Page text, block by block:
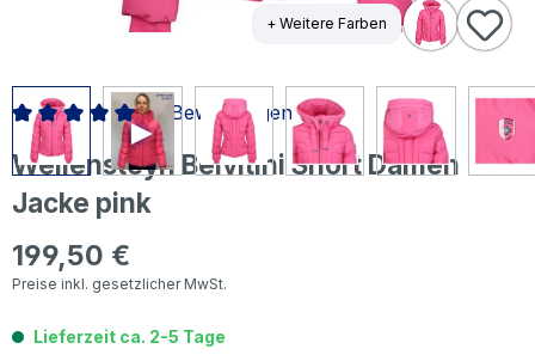
+ Weitere Farben
Wellensteyn Belvitini Short Damen
Jacke pink
Regulärer Preis:
199,50 €
Preise inkl. gesetzlicher MwSt.
Durchschnittliche Bewertung von 5 von 5 Sternen
2 Bewertungen
Lieferzeit ca. 2-5 Tage